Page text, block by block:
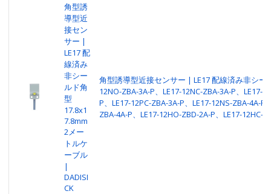
角型誘
導型近
接セン
サー |
LE17 配
線済み
非シー
ルド角
型
17.8x1
7.8mm
2メー
トルケ
ーブル
|
DADISI
CK
角型誘導型近接センサー | LE17 配線済み非シー
12NO-ZBA-3A-P、LE17-12NC-ZBA-3A-P、LE17-
P、LE17-12PC-ZBA-3A-P、LE17-12NS-ZBA-4A-P
ZBA-4A-P、LE17-12HO-ZBD-2A-P、LE17-12HC-